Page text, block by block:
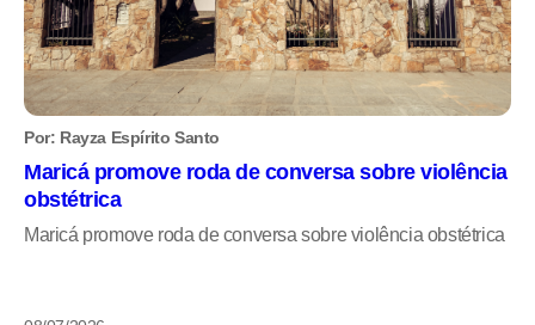
Por: Rayza Espírito Santo
Maricá promove roda de conversa sobre violência
obstétrica
Maricá promove roda de conversa sobre violência obstétrica